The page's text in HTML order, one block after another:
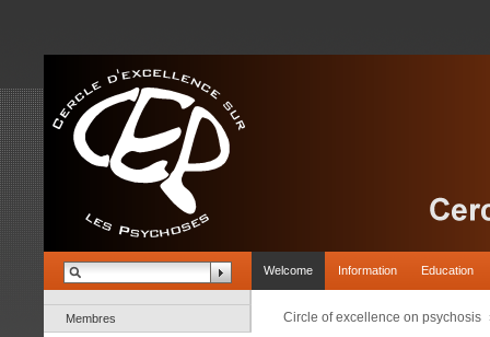
Welcome Information Education
Membres Circle of excellence on psychosis